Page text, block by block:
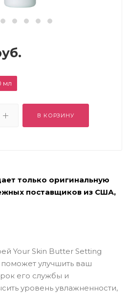
мл
В КОРЗИНУ
только оригинальную
поставщиков из США,
Your Skin Butter Setting
поможет улучшить ваш
его службы и
уровень увлажненности,